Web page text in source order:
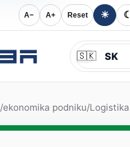
A− A+ Reset ☀ ☾
🇸🇰
/ekonomika podniku/Logistika